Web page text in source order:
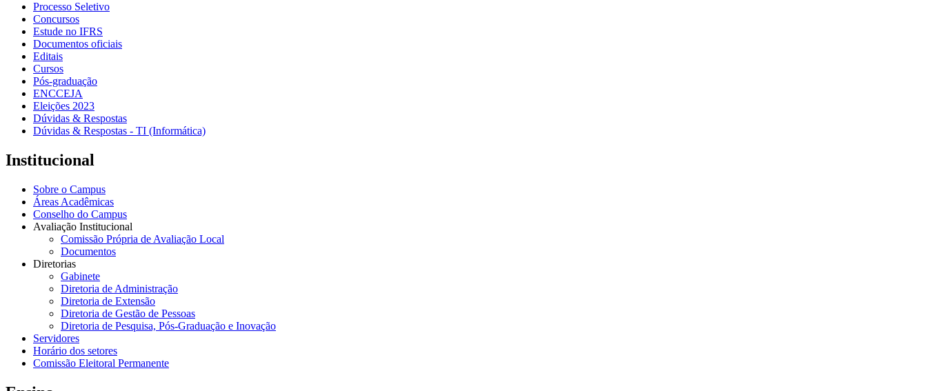
Processo Seletivo
Concursos
Estude no IFRS
Documentos oficiais
Editais
Cursos
Pós-graduação
ENCCEJA
Eleições 2023
Dúvidas & Respostas
Dúvidas & Respostas - TI (Informática)
Institucional
Sobre o Campus
Áreas Acadêmicas
Conselho do Campus
Avaliação Institucional
Comissão Própria de Avaliação Local
Documentos
Diretorias
Gabinete
Diretoria de Administração
Diretoria de Extensão
Diretoria de Gestão de Pessoas
Diretoria de Pesquisa, Pós-Graduação e Inovação
Servidores
Horário dos setores
Comissão Eleitoral Permanente